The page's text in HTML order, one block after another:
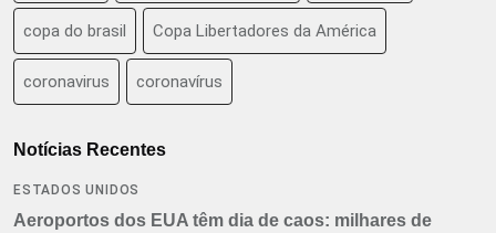
copa do brasil Copa Libertadores da América
coronavirus coronavírus
Notícias Recentes
ESTADOS UNIDOS
Aeroportos dos EUA têm dia de caos: milhares de